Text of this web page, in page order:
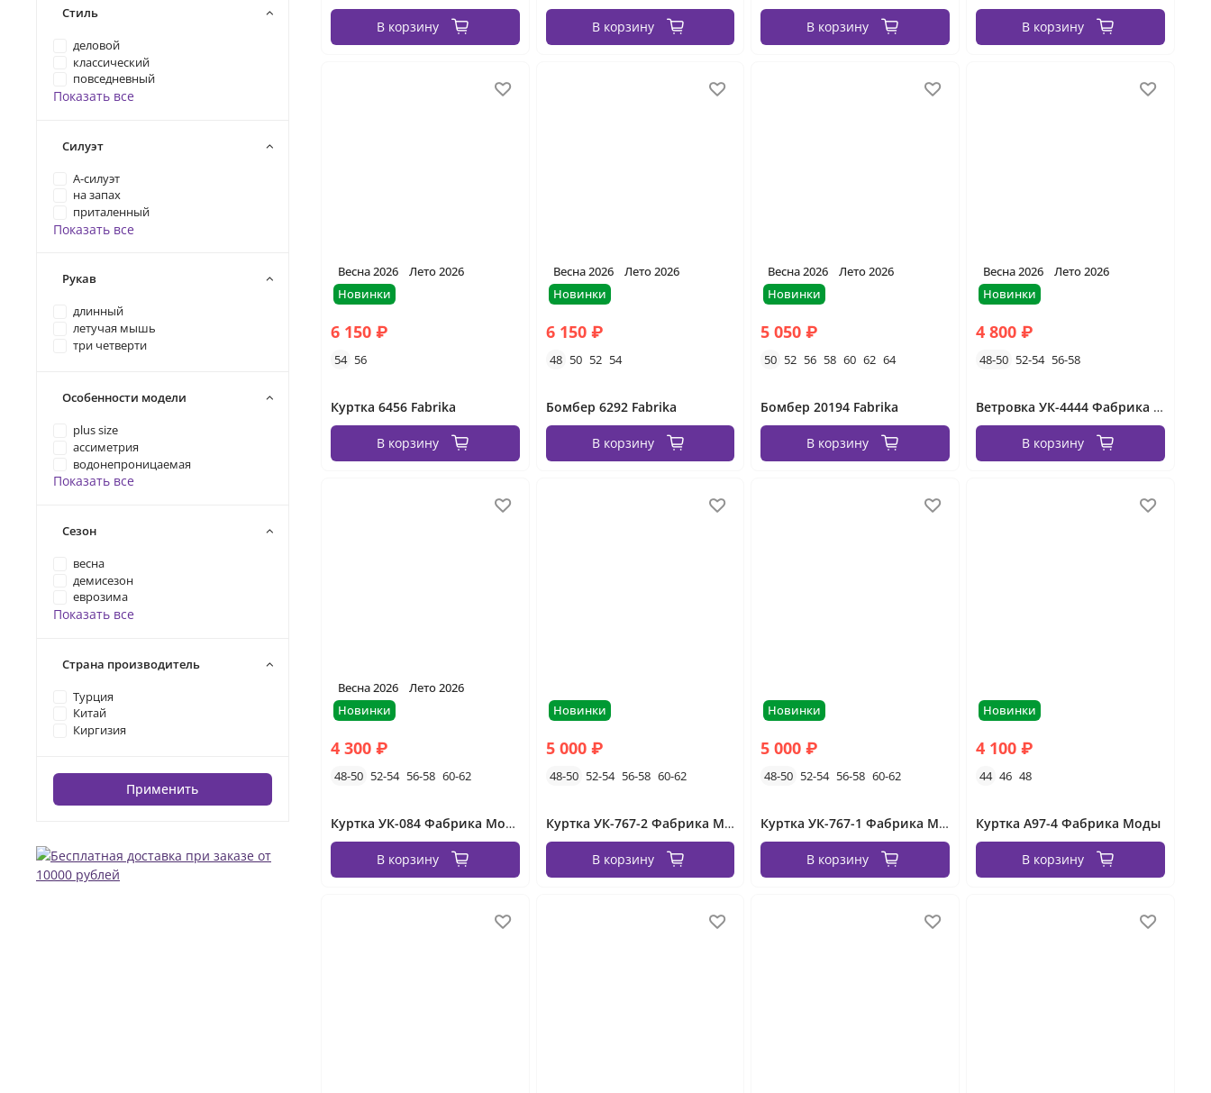
В корзину В корзину В корзину В корзину
Весна 2026
Лето 2026
Новинки
6 150 ₽
54 56
Куртка 6456 Fabrika
В корзину
Весна 2026
Лето 2026
Новинки
6 150 ₽
48 50 52 54
Бомбер 6292 Fabrika
В корзину
Весна 2026
Лето 2026
Новинки
5 050 ₽
50 52 56 58 60 62 64
Бомбер 20194 Fabrika
В корзину
Весна 2026
Лето 2026
Новинки
4 800 ₽
48-50 52-54 56-58
Ветровка УК-4444 Фабрика Моды
В корзину
Весна 2026
Лето 2026
Новинки
4 300 ₽
48-50 52-54 56-58 60-62
Куртка УК-084 Фабрика Моды
В корзину
Новинки
5 000 ₽
48-50 52-54 56-58 60-62
Куртка УК-767-2 Фабрика Моды
В корзину
Новинки
5 000 ₽
48-50 52-54 56-58 60-62
Куртка УК-767-1 Фабрика Моды
В корзину
Новинки
4 100 ₽
44 46 48
Куртка А97-4 Фабрика Моды
В корзину
Стиль
деловой
классический
повседневный
Показать все
Силуэт
А-силуэт
на запах
приталенный
Показать все
Рукав
длинный
летучая мышь
три четверти
Особенности модели
plus size
ассиметрия
водонепроницаемая
Показать все
Сезон
весна
демисезон
еврозима
Показать все
Страна производитель
Турция
Китай
Киргизия
Применить